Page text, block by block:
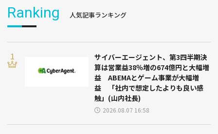
Ranking 人気記事ランキング
サイバーエージェント、第3四半期決
算は営業益38％増の674億円と大幅増
益 ABEMAとゲーム事業が大幅増
益 「社内で想定したよりも良い感
触」(山内社長)
2026.08.07 16:58